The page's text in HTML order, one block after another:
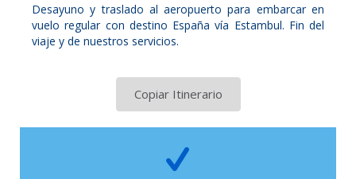
Desayuno y traslado al aeropuerto para embarcar en
vuelo regular con destino España vía Estambul. Fin del
viaje y de nuestros servicios.
Copiar Itinerario